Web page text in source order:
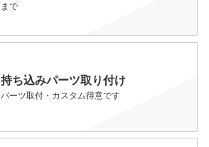
まで
持ち込みパーツ取り付け
パーツ取付・カスタム得意です